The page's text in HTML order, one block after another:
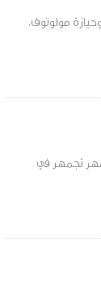
بتهمة التجمهر وحيازة مولوتوف،
تجمهر في